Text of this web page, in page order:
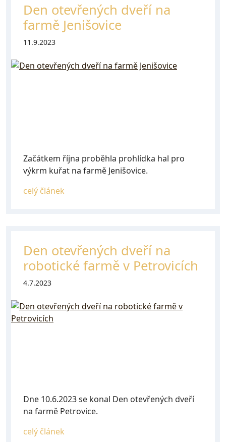
Den otevřených dveří na
farmě Jenišovice
11.9.2023
Začátkem října proběhla prohlídka hal pro
výkrm kuřat na farmě Jenišovice.
celý článek
Den otevřených dveří na
robotické farmě v Petrovicích
4.7.2023
Dne 10.6.2023 se konal Den otevřených dveří
na farmě Petrovice.
celý článek